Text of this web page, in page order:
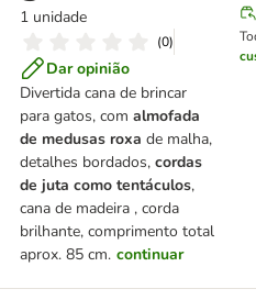
1 unidade
(0)
Dar opinião
Divertida cana de brincar
para gatos, com almofada
de medusas roxa de malha,
detalhes bordados, cordas
de juta como tentáculos,
cana de madeira , corda
brilhante, comprimento total
aprox. 85 cm. continuar